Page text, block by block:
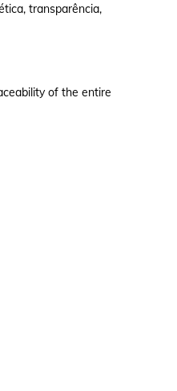
transparência,
of the entire